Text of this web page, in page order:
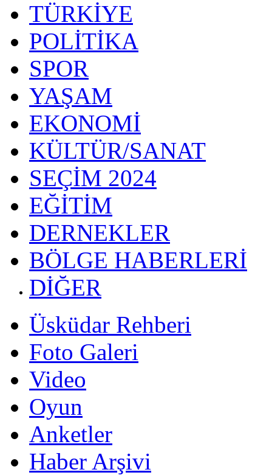
TÜRKİYE
POLİTİKA
SPOR
YAŞAM
EKONOMİ
KÜLTÜR/SANAT
SEÇİM 2024
EĞİTİM
DERNEKLER
BÖLGE HABERLERİ
DİĞER
Üsküdar Rehberi
Foto Galeri
Video
Oyun
Anketler
Haber Arşivi